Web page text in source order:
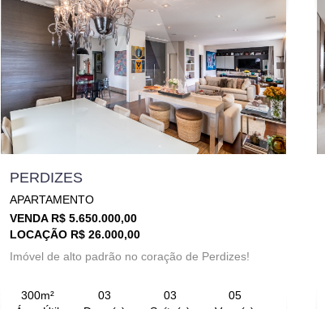
PERDIZES
APARTAMENTO
VENDA R$ 5.650.000,00
LOCAÇÃO R$ 26.000,00
Imóvel de alto padrão no coração de Perdizes!
300m²
03
03
05